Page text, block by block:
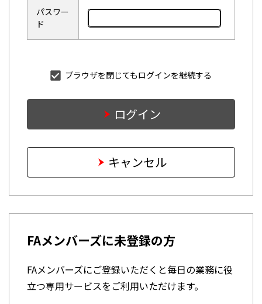
パスワー
ド
ブラウザを閉じてもログインを継続する
ログイン
キャンセル
FAメンバーズに未登録の方
FAメンバーズにご登録いただくと毎日の業務に役
立つ専用サービスをご利用いただけます。